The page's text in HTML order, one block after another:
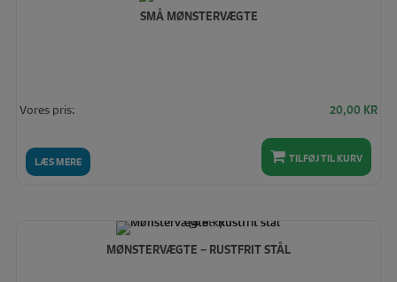
SMÅ MØNSTERVÆGTE
LÆS MERE
Vores pris: 20,00 KR
TILFØJ TIL KURV
MØNSTERVÆGTE – RUSTFRIT STÅL